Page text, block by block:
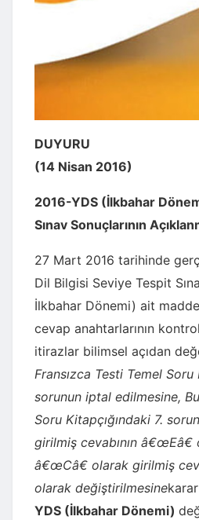
DUYURU
(14 Nisan 2016)
2016-YDS (İlkbahar
Sınav Sonuçlarının
27 Mart 2016 tarihinde
Dil Bilgisi Seviye Tespit
İlkbahar Dönemi) ait
cevap anahtarlarının
itirazlar bilimsel açıdan
Fransızca Testi Temel Soru
sorunun iptal edilmesine,
Soru Kitapçığındaki 7.
girilmiş cevabının
â€œCâ€ olarak girilmiş
olarak değiştirilmesine
YDS (İlkbahar Dönemi)